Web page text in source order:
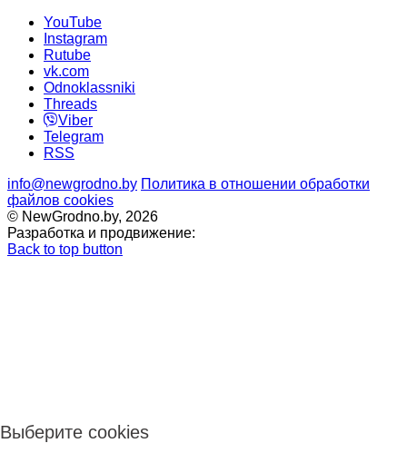
YouTube
Instagram
Rutube
vk.com
Odnoklassniki
Threads
Viber
Telegram
RSS
info@newgrodno.by Политика в отношении обработки
файлов cookies
© NewGrodno.by, 2026
Разработка и продвижение:
Back to top button
Выберите cookies